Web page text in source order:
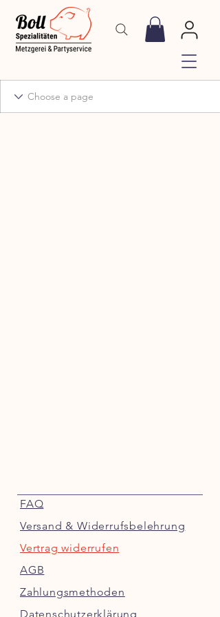
FAQ
Versand & Widerrufsbelehrung
Vertrag widerrufen
AGB
Zahlungsmethoden
Datenschutzerklärung